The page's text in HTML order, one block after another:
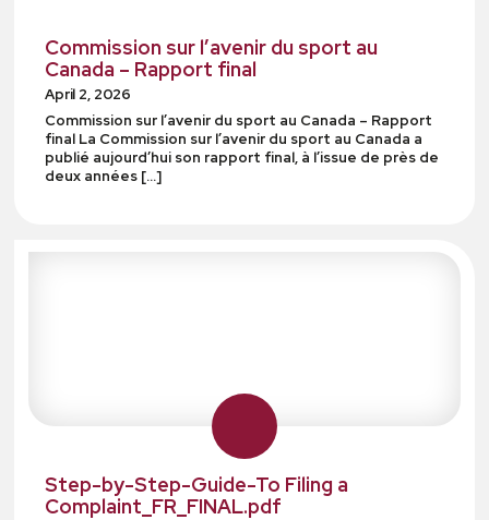
Commission sur l’avenir du sport au
Canada – Rapport final
April 2, 2026
Commission sur l’avenir du sport au Canada – Rapport
final La Commission sur l’avenir du sport au Canada a
publié aujourd’hui son rapport final, à l’issue de près de
deux années […]
Step-by-Step-Guide-To Filing a
Complaint_FR_FINAL.pdf